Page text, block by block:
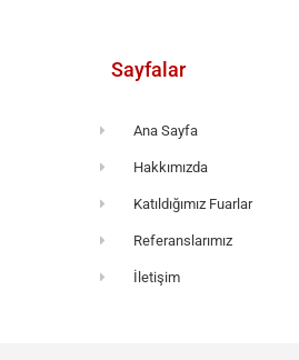
Sayfalar
Ana Sayfa
Hakkımızda
Katıldığımız Fuarlar
Referanslarımız
İletişim